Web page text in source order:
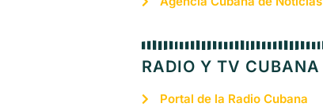
RADIO Y TV CUBANA
Portal de la Radio Cubana